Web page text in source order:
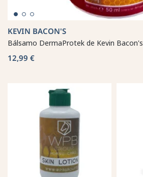
KEVIN BACON'S
Bálsamo DermaProtek de Kevin Bacon's
12,99 €